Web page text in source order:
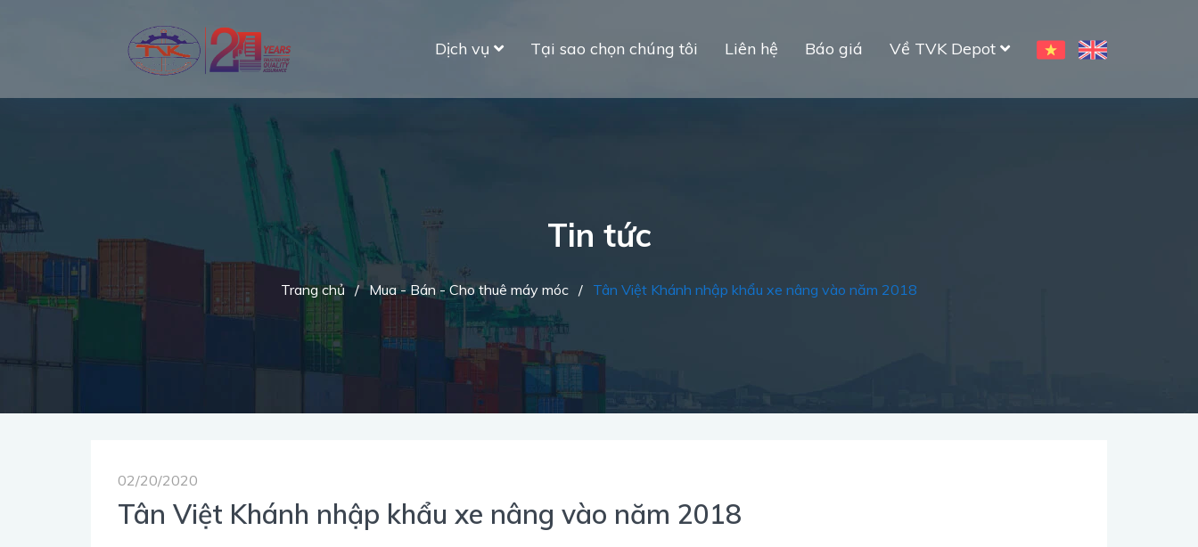
Dịch vụ Tại sao chọn chúng tôi Liên hệ Báo giá Về TVK Depot
Tin tức
Trang chủ / Mua - Bán - Cho thuê máy móc / Tân Việt Khánh nhập khẩu xe nâng vào năm 2018
02/20/2020
Tân Việt Khánh nhập khẩu xe nâng vào năm 2018